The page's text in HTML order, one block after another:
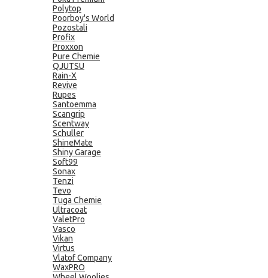
Polytop
Poorboy's World
Pozostali
Profix
Proxxon
Pure Chemie
QJUTSU
Rain-X
Revive
Rupes
Santoemma
Scangrip
Scentway
Schuller
ShineMate
Shiny Garage
Soft99
Sonax
Tenzi
Tevo
Tuga Chemie
Ultracoat
ValetPro
Vasco
Vikan
Virtus
Vlatof Company
WaxPRO